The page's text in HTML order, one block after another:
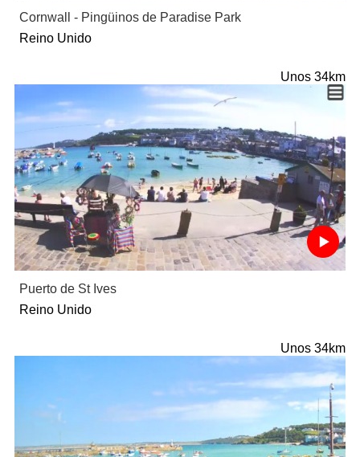
Cornwall - Pingüinos de Paradise Park
Reino Unido
Unos 34km
Puerto de St Ives
Reino Unido
Unos 34km